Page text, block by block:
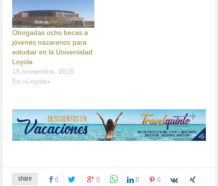
Otorgadas ocho becas a
jóvenes nazarenos para
estudiar en la Universidad
Loyola
15 noviembre, 2016
En «Loyola»
share 0 0 0 0